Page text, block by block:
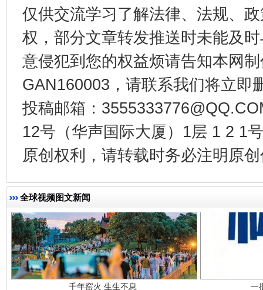
仅供交流学习了解法律、法规、
权，部分文章转发推送时未能及
意侵犯到您的权益烦请告知本网
GAN160003，请联系我们将立即
投稿邮箱：
12号（华声国际大厦）1层 1 2 1
原创权利，请转载时务必注明原
全球视频图文新闻
东山县通报“牛蛙产品抗生素超标问题” 法
千年窑火 生生不息